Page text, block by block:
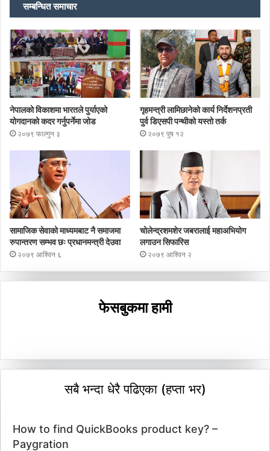
सम्बन्धित समाचार
नेपालको विकाशमा भारतले पुर्याएको
योगदानको कदर गर्नुपर्नेमा जोड
२०७९ फाल्गुन ३
गृहमन्त्री लामिछानेको कार्य निर्देशनप्रती
पुर्व डिएसपी पन्थीको यस्तो तर्क
२०७९ पुष १२
सामाजिक सेवाको माध्यमबाट नै समाजमा
रुपान्तरण सम्भव छः प्रधानमन्त्री देउवा
२०७९ आश्विन ६
चोलेन्द्रशमशेर जबरालाई महाअभियोग
लगाउन सिफारिस
२०७९ आश्विन २
फेसबुकमा हामी
सबै भन्दा धेरै पढिएका (हप्ता भर)
How to find QuickBooks product key? –
Paygration